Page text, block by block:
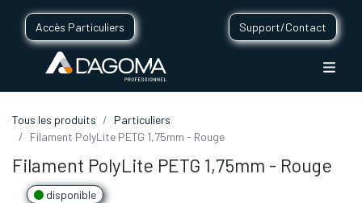
Accès Particuliers Support/Contact
Tous les produits
Particuliers
Filament PolyLite PETG 1,75mm - Rouge
Filament PolyLite PETG 1,75mm - Rouge
disponible